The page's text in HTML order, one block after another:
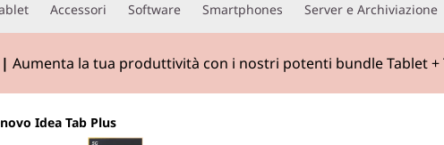
Accessori Software Smartphones Server e Archiviazione
Aumenta la tua produttività con i nostri potenti bundle Tablet +
Idea Tab Plus